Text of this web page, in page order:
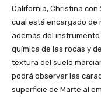
California, Christina con
cual está encargado de
además del instrumento
química de las rocas y
textura del suelo
podrá observar las
superficie de Marte al